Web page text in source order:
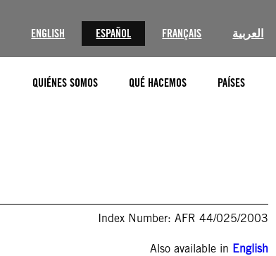
ENGLISH ESPAÑOL FRANÇAIS العربية
QUIÉNES SOMOS QUÉ HACEMOS PAÍSES
Index Number: AFR 44/025/2003
Also available in English